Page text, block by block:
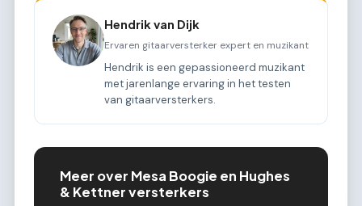
Hendrik van Dijk
Ervaren gitaarversterker expert en muzikant
Hendrik is een gepassioneerd muzikant
met jarenlange ervaring in het testen
van gitaarversterkers.
Meer over Mesa Boogie en Hughes
& Kettner versterkers